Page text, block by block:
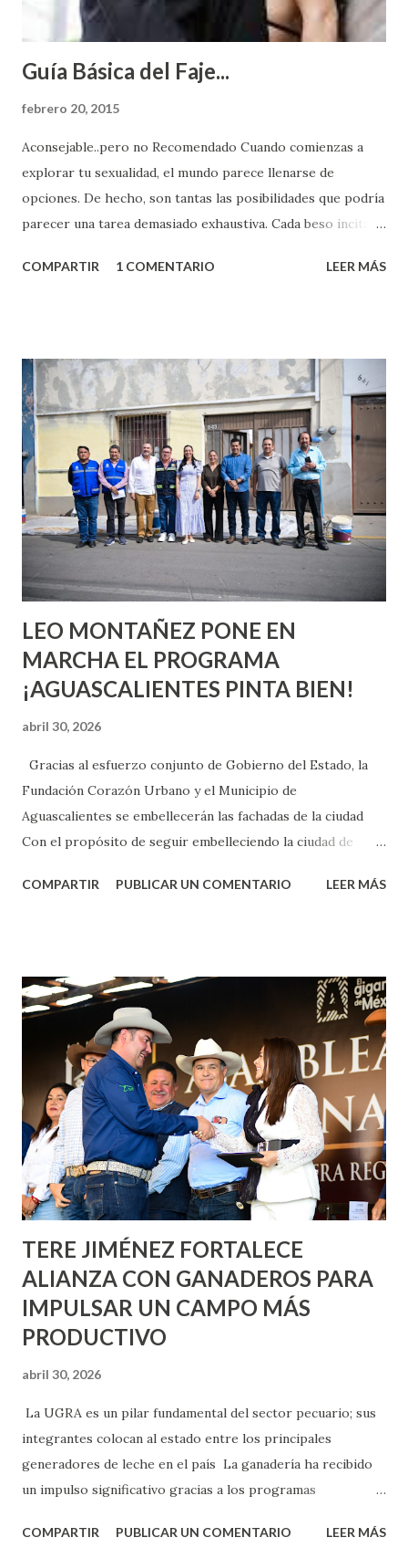
Guía Básica del Faje...
febrero 20, 2015
Aconsejable..pero no Recomendado Cuando comienzas a
explorar tu sexualidad, el mundo parece llenarse de
opciones. De hecho, son tantas las posibilidades que podría
parecer una tarea demasiado exhaustiva. Cada beso incita
partes de ti que jamás hubieras imaginado. El problema es
conoces ni la mitad de lo que deberías saber. Pero incluso
quienes ya han tenido relaciones sexuales no son expertos
o expertas en el tema. Siempre hay algo nuevo que
aprender y nuevas experiencias que conocer. Si eres una
chica y aún no has tenido relaciones sexuales, tal vez
pienses que el sexo será increíble y no puedas esperar para
experimentarlo, pero como cualquier persona con
experiencia te dirá, siempre es mejor cuando ambas partes
son suficientemen...
COMPARTIR 1 COMENTARIO LEER MÁS
LEO MONTAÑEZ PONE EN
MARCHA EL PROGRAMA
¡AGUASCALIENTES PINTA BIEN!
abril 30, 2026
Gracias al esfuerzo conjunto de Gobierno del Estado, la
Fundación Corazón Urbano y el Municipio de
Aguascalientes se embellecerán las fachadas de la ciudad
Con el propósito de seguir embelleciendo la ciudad de
municipal, Leo Montañez dio inicio al programa
Corazón Urbano y el Municipio capital. Leo Montañez
informó que en este programa se usarán cerca de 90 mil
metros cuadrados de pintura, para dar inicio en la calle
Nieto, entre Jesús F. Elizondo y la calle 22 de Octubre, con
lo que se aplicará pintura en 66 casas. Posteriormente se
llevará este programa a Villas de Nuestra Señora de la
Asunción, Avenida Alameda y Decreto 27 de Septiembre, en
los edificios FOVISSSTE Ojo de Agua, en la comunidad
Norias de Paso Hondo y en los edificios de...
COMPARTIR PUBLICAR UN COMENTARIO LEER MÁS
TERE JIMÉNEZ FORTALECE
ALIANZA CON GANADEROS PARA
IMPULSAR UN CAMPO MÁS
PRODUCTIVO
abril 30, 2026
La UGRA es un pilar fundamental del sector pecuario; sus
integrantes colocan al estado entre los principales
generadores de leche en el país La ganadería ha recibido
un impulso significativo gracias a los programas
muestra de su respaldo firme y decidido al campo, la
COMPARTIR PUBLICAR UN COMENTARIO LEER MÁS